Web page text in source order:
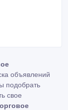
объявлений
подобрать
свое